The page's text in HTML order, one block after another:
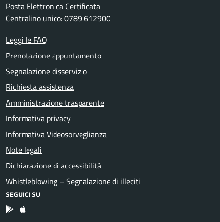
Posta Elettronica Certificata
Centralino unico: 0789 612900
Leggi le FAQ
Prenotazione appuntamento
Segnalazione disservizio
Richiesta assistenza
Amministrazione trasparente
Informativa privacy
Informativa Videosorveglianza
Note legali
Dichiarazione di accessibilità
Whistleblowing – Segnalazione di illeciti
SEGUICI SU
App Android
App IOS